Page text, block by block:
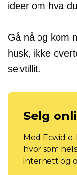
ideer om hva
Gå nå og kom
husk, ikke
selvtillit.
Selg
Med Ecwid
hvor som
internett og